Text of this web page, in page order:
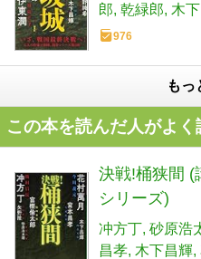
郎 乾緑郎 木
976
もっ
この本を読んだ人がよく
決戦!桶狭間 (
シリーズ)
冲方丁 砂原浩
昌孝 木下昌輝